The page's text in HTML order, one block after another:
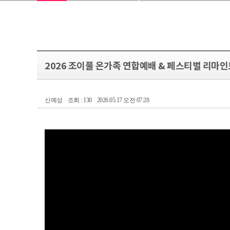
2026 조이풀 온가족 연합예배 & 페스티벌 리마
신예성 조회 : 130 2026.05.17 오전 07:28